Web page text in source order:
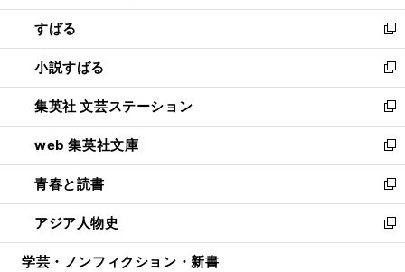
開
く
ウ
で
開
く
ン
ド
ウ
で
開
く
すばる
新
し
い
ウ
ィ
ン
ド
ウ
で
開
く
小説すばる
新
し
い
ウ
ィ
ン
ド
ウ
で
開
集英社 文芸ステーション
新
し
い
ウ
ィ
ン
ド
ウ
web 集英社文庫
新
し
い
ウ
ィ
ン
青春と読書
新
し
い
ウ
アジア人物史
新
し
学芸・ノンフィクション・新書